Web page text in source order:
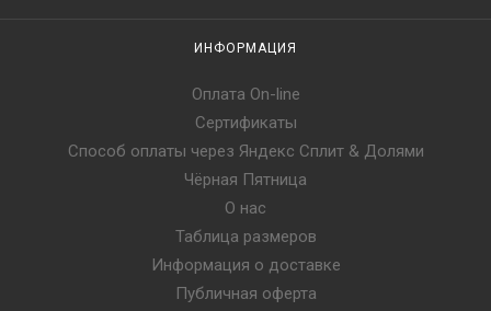
ИНФОРМАЦИЯ
Оплата On-line
Сертификаты
Способ оплаты через Яндекс Сплит & Долями
Чёрная Пятница
О нас
Таблица размеров
Информация о доставке
Публичная оферта